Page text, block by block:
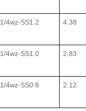
1/4wz-SS1.2 4.38
1/4wz-SS1.0 2.83
1/4wz-SS0.8 2.12